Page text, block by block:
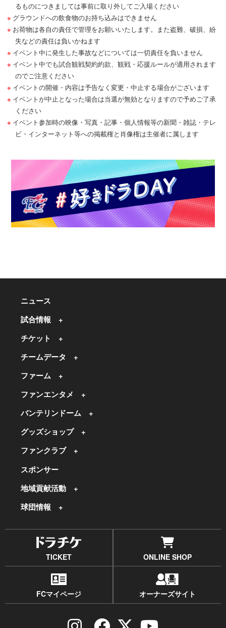
るものにつきましては事前に取り外してご入場ください
グラウンドへの飲食物のお持ち込みはできません
お荷物は各自の責任で管理をお願いいたします。また盗難、破損、紛
失などの責任は負いかねます
イベント中に発生した事故などについては一切責任を負いません
イベント中でも試合観戦契約約款、観戦・応援ルールが適用されます
のでご注意ください
イベントの開催・内容は予告なく変更・中止する場合がございます
イベントが中止となった場合は当選が無効となりますので予めご了承
ください
イベント参加時の映像・写真・記事・個人情報等の新聞・雑誌・テレ
ビ・インターネット等への掲載権と肖像権は主催者に属します
ニュース
試合情報
チケット
チームデータ
ファーム
ファンエンタメ
バンテリンドーム
グッズショップ
ファンクラブ
スポンサー
地域貢献活動
球団情報
TICKET ONLINE SHOP
FCマイページ オーナーズサイト